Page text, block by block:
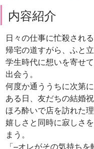
内容紹介
日々の仕事に忙殺される
帰宅の道すがら、ふと
学生時代に想いを寄せ
出会う。
何度か通ううちに次第
ある日、友だちの結婚
ほろ酔いで店を訪れた
嬉しさと同時に寂しさ
まう。
「–オレがその気持ち